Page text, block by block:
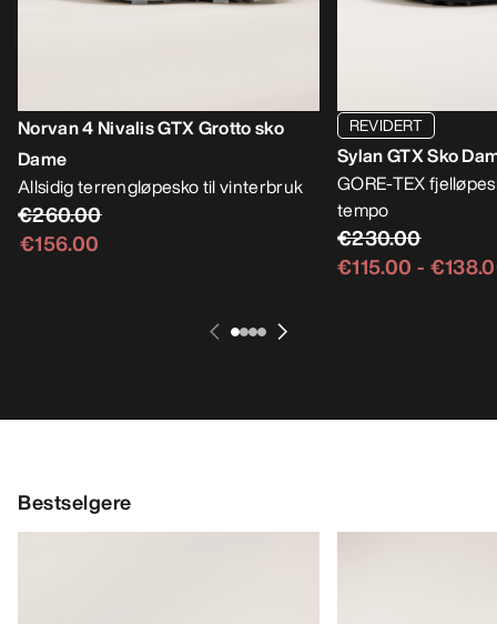
Norvan 4 Nivalis GTX Grotto sko
Dame
Allsidig terrengløpesko til vinterbruk
€260.00
€156.00
REVIDERT
Sylan GTX Sko
GORE-TEX
tempo
€230.00
€115.00 -
Bestselgere